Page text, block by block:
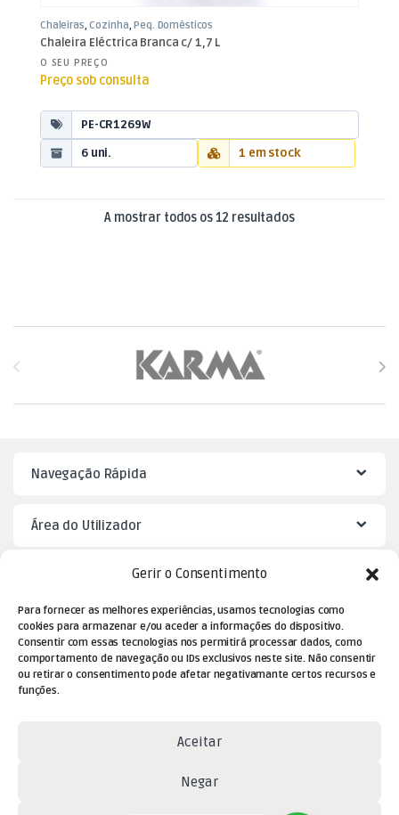
Gerir o Consentimento
Para fornecer as melhores experiências, usamos tecnologias como
cookies para armazenar e/ou aceder a informações do dispositivo.
Consentir com essas tecnologias nos permitirá processar dados, como
comportamento de navegação ou IDs exclusivos neste site. Não consentir
ou retirar o consentimento pode afetar negativamante certos recursos e
funções.
Aceitar
Negar
Chaleiras,Cozinha,Peq. Domésticos
Chaleira Eléctrica Branca c/ 1,7 L
O SEU PREÇO
Preço sob consulta
PE-CR1269W
6 uni.
1 em stock
A mostrar todos os 12 resultadosOrdenado por
Brands Carousel
Navegação Rápida
Área do Utilizador
Dúvidas? Contacte-nos!